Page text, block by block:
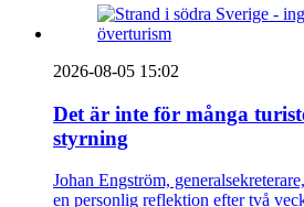
2026-08-05 15:02
Det är inte för många
styrning
Johan Engström,
en personlig reflektion efter två